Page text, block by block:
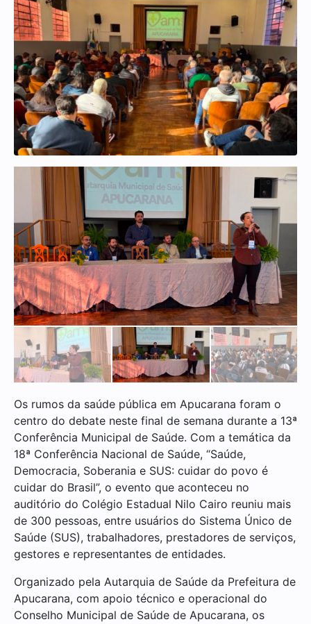
Os rumos da saúde pública em Apucarana foram o
centro do debate neste final de semana durante a 13ª
Conferência Municipal de Saúde. Com a temática da
18ª Conferência Nacional de Saúde, “Saúde,
Democracia, Soberania e SUS: cuidar do povo é
cuidar do Brasil”, o evento que aconteceu no
auditório do Colégio Estadual Nilo Cairo reuniu mais
de 300 pessoas, entre usuários do Sistema Único de
Saúde (SUS), trabalhadores, prestadores de serviços,
gestores e representantes de entidades.
Organizado pela Autarquia de Saúde da Prefeitura de
Apucarana, com apoio técnico e operacional do
Conselho Municipal de Saúde de Apucarana, os